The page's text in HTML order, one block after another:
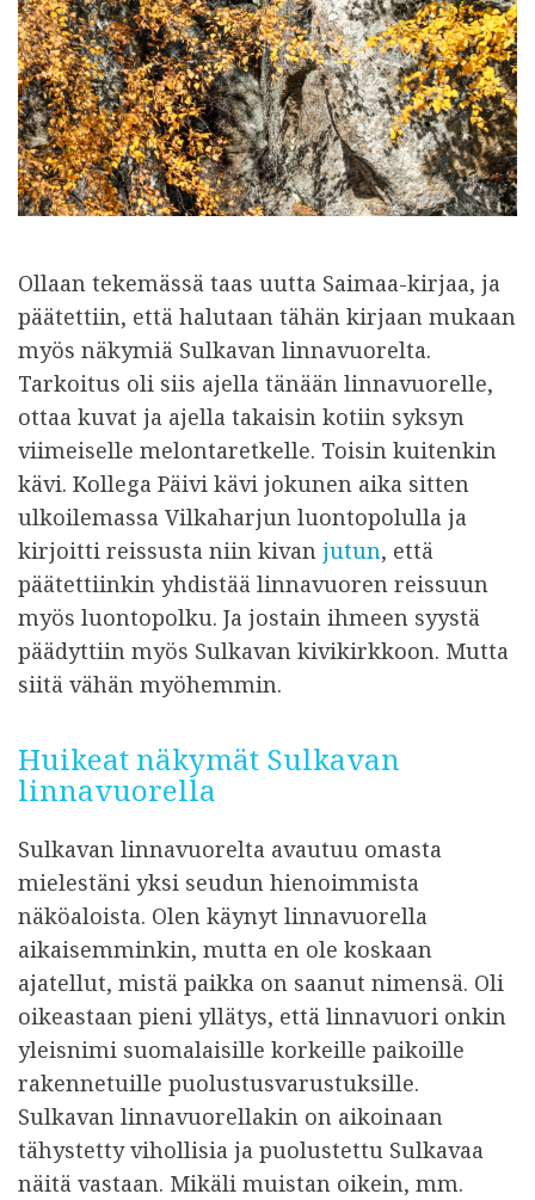
Ollaan tekemässä taas uutta Saimaa-kirjaa, ja
päätettiin, että halutaan tähän kirjaan mukaan
myös näkymiä Sulkavan linnavuorelta.
Tarkoitus oli siis ajella tänään linnavuorelle,
ottaa kuvat ja ajella takaisin kotiin syksyn
viimeiselle melontaretkelle. Toisin kuitenkin
kävi. Kollega Päivi kävi jokunen aika sitten
ulkoilemassa Vilkaharjun luontopolulla ja
kirjoitti reissusta niin kivan jutun, että
päätettiinkin yhdistää linnavuoren reissuun
myös luontopolku. Ja jostain ihmeen syystä
päädyttiin myös Sulkavan kivikirkkoon. Mutta
siitä vähän myöhemmin.
Huikeat näkymät Sulkavan
linnavuorella
Sulkavan linnavuorelta avautuu omasta
mielestäni yksi seudun hienoimmista
näköaloista. Olen käynyt linnavuorella
aikaisemminkin, mutta en ole koskaan
ajatellut, mistä paikka on saanut nimensä. Oli
oikeastaan pieni yllätys, että linnavuori onkin
yleisnimi suomalaisille korkeille paikoille
rakennetuille puolustusvarustuksille.
Sulkavan linnavuorellakin on aikoinaan
tähystetty vihollisia ja puolustettu Sulkavaa
näitä vastaan. Mikäli muistan oikein, mm.